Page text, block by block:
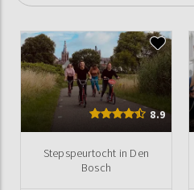
8.9
Stepspeurtocht in Den
Bosch